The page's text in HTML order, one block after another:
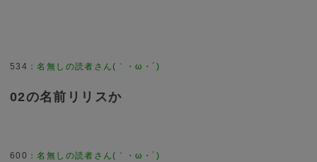
534 ：名無しの読者さん(｀・ω・´)
02の名前リリスか
600 ：名無しの読者さん(｀・ω・´)